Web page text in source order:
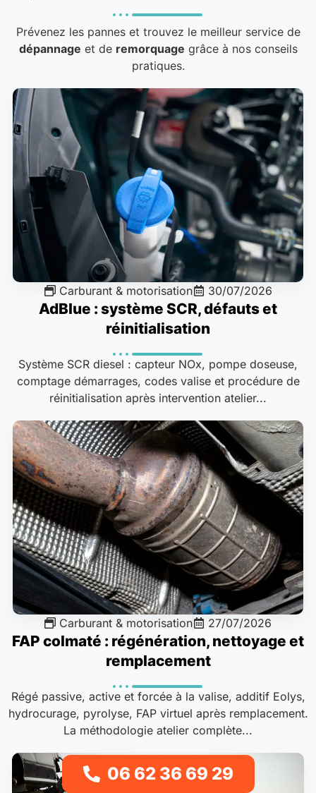
Prévenez les pannes et trouvez le meilleur service de
dépannage et de remorquage grâce à nos conseils
pratiques.
Carburant & motorisation 30/07/2026
AdBlue : système SCR, défauts et
réinitialisation
Système SCR diesel : capteur NOx, pompe doseuse,
comptage démarrages, codes valise et procédure de
réinitialisation après intervention atelier...
Carburant & motorisation 27/07/2026
FAP colmaté : régénération, nettoyage et
remplacement
Régé passive, active et forcée à la valise, additif Eolys,
hydrocurage, pyrolyse, FAP virtuel après remplacement.
La méthodologie atelier complète...
06 62 36 69 29